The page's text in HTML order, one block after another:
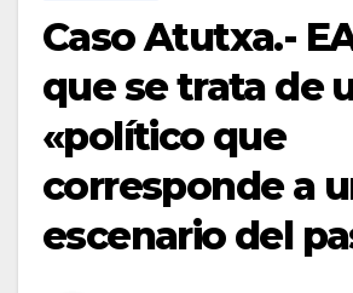
Caso Atutxa.-
que se trata de
«polí­tico que
corresponde a
escenario del